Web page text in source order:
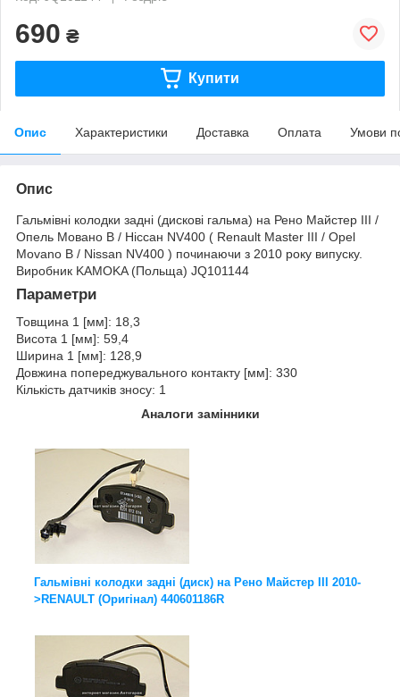
690 ₴
Купити
Опис Характеристики Доставка Оплата Умови
Опис
Гальмівні колодки задні (дискові гальма) на Рено Майстер III /
Опель Мовано B / Ніссан NV400 ( Renault Master III / Opel
Movano B / Nissan NV400 ) починаючи з 2010 року випуску.
Виробник KAMOKA (Польща) JQ101144
Параметри
Товщина 1 [мм]: 18,3
Висота 1 [мм]: 59,4
Ширина 1 [мм]: 128,9
Довжина попереджувального контакту [мм]: 330
Кількість датчиків зносу: 1
Аналоги замінники
Гальмівні колодки задні (диск) на Рено Майстер III 2010-
>RENAULT (Оригінал) 440601186R